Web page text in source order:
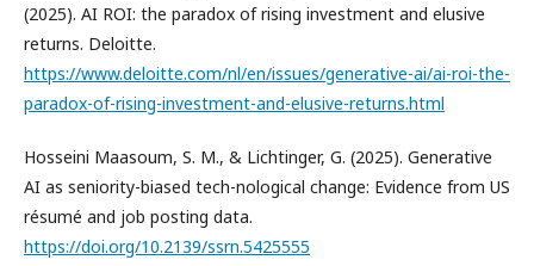
(2025). AI ROI: the paradox of rising investment and elusive
returns. Deloitte.
https://www.deloitte.com/nl/en/issues/generative-ai/ai-roi-the-
paradox-of-rising-investment-and-elusive-returns.html
Hosseini Maasoum, S. M., & Lichtinger, G. (2025). Generative
AI as seniority-biased tech-nological change: Evidence from US
résumé and job posting data.
https://doi.org/10.2139/ssrn.5425555